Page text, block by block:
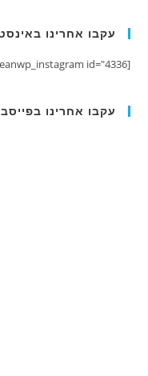
עקבו אחרינו
[oceanwp_instagram id="4336"]
עקבו אחרינו